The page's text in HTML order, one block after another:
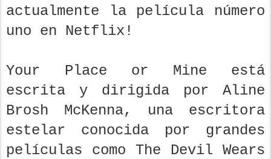
actualmente la película número
uno en Netflix!
Your Place or Mine está
escrita y dirigida por Aline
Brosh McKenna, una escritora
estelar conocida por grandes
películas como The Devil Wears